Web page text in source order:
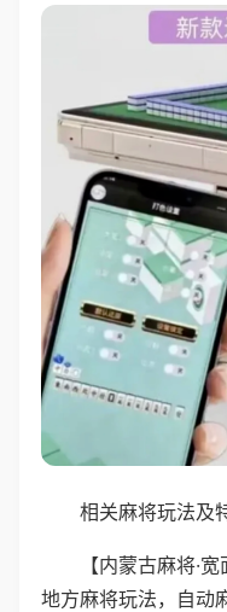
相关麻将玩法及
【内蒙古麻将·
地方麻将玩法，自动